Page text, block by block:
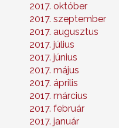
2017. október
2017. szeptember
2017. augusztus
2017. július
2017. június
2017. május
2017. április
2017. március
2017. február
2017. január